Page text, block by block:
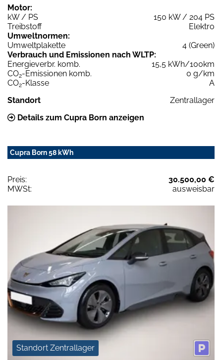
Motor:
kW / PS
150 kW / 204 PS
Treibstoff
Elektro
Umweltnormen:
Umweltplakette
4 (Green)
Verbrauch und Emissionen nach WLTP:
Energieverbr. komb.
15,5 kWh/100km
CO2-Emissionen komb.
0 g/km
CO2-Klasse
A
Standort
Zentrallager
Details zum Cupra Born anzeigen
Cupra Born 58 kWh
Preis:
30.500,00 €
MWSt:
ausweisbar
Standort Zentrallager